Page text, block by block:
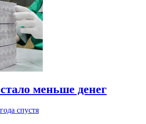
меньше денег
спустя